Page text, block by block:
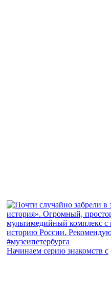
Начинаем серию знакомств с